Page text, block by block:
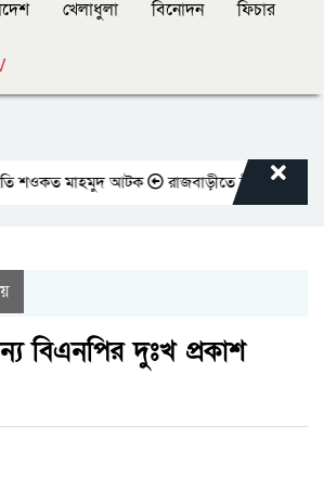
খেলাধুলা বিনোদন ফিচার
শওকত মাহমুদ আটক রাজবাড়ীতে বীর
বিএনপির দুঃখ প্রকাশ